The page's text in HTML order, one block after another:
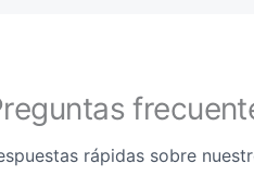
rápidas sobre